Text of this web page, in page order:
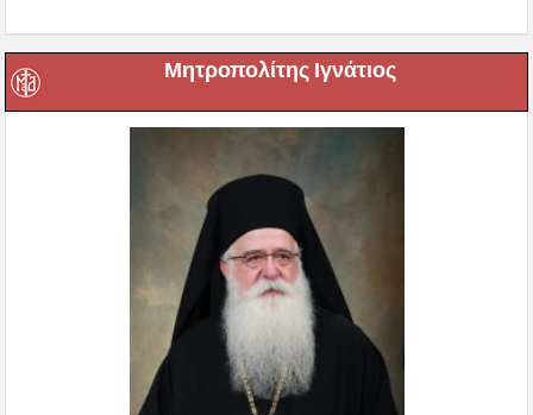
Μητροπολίτης Ιγνάτιος